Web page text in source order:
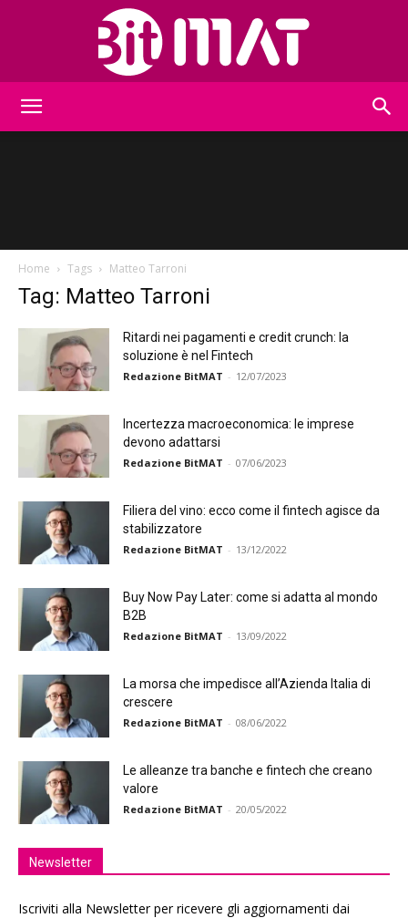
Home Tags Matteo Tarroni
Tag: Matteo Tarroni
Ritardi nei pagamenti e credit crunch: la
soluzione è nel Fintech
Redazione BitMAT - 12/07/2023
Incertezza macroeconomica: le imprese
devono adattarsi
Redazione BitMAT - 07/06/2023
Filiera del vino: ecco come il fintech agisce da
stabilizzatore
Redazione BitMAT - 13/12/2022
Buy Now Pay Later: come si adatta al mondo
B2B
Redazione BitMAT - 13/09/2022
La morsa che impedisce all’Azienda Italia di
crescere
Redazione BitMAT - 08/06/2022
Le alleanze tra banche e fintech che creano
valore
Redazione BitMAT - 20/05/2022
Newsletter
Iscriviti alla Newsletter per ricevere gli aggiornamenti dai